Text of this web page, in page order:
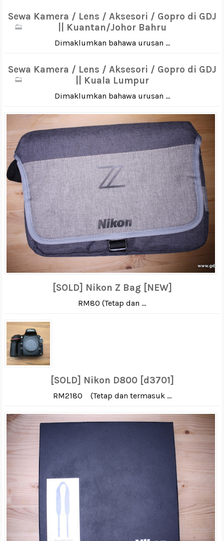
Sewa Kamera / Lens / Aksesori / Gopro di GDJ
|| Kuantan/Johor Bahru
Dimaklumkan bahawa urusan ...
Sewa Kamera / Lens / Aksesori / Gopro di GDJ
|| Kuala Lumpur
Dimaklumkan bahawa urusan ...
[SOLD] Nikon Z Bag [NEW]
RM80 (Tetap dan ...
[SOLD] Nikon D800 [d3701]
RM2180 (Tetap dan termasuk ...